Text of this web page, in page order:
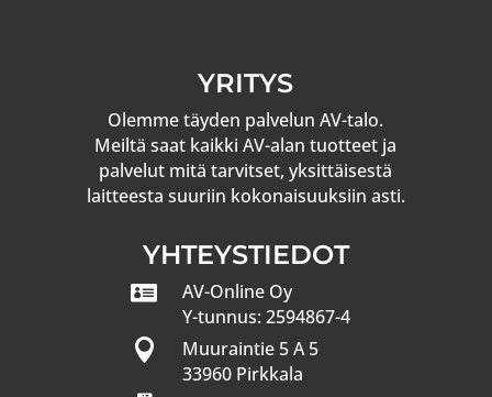
YRITYS
Olemme täyden palvelun AV-talo.
Meiltä saat kaikki AV-alan tuotteet ja
palvelut mitä tarvitset, yksittäisestä
laitteesta suuriin kokonaisuuksiin asti.
YHTEYSTIEDOT

AV-Online Oy
Y-tunnus: 2594867-4

Muuraintie 5 A 5
33960 Pirkkala